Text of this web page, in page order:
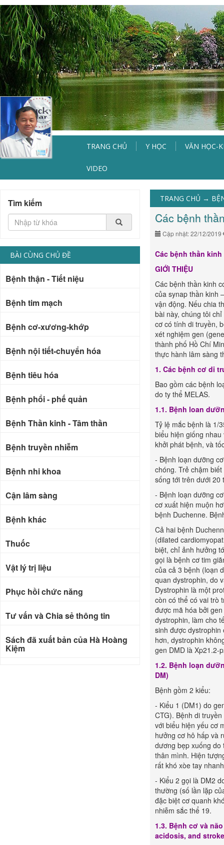
TRANG CHỦ Y HỌC VĂN HỌC-
VIDEO
TRANG CHỦ →
Các bệnh
Cập nhật: 22/12/2019
Các bệnh thần
GIỚI THIỆU
Các bệnh thần kinh
của synap thần kinh
vận động. Nếu chia
bài này, chúng tôi
cơ có tính di truyền,
xét nghiệm gen
thành phố Hồ Chí
thực hành lâm sàng
1. Các bệnh cơ di
Bao gồm các bệnh
do ty thể MELAS.
1.1. Bệnh loan
Tỷ lệ mắc bệnh là 1/
biểu hiện giống
khởi phát bệnh, và
- Bệnh loạn dưỡng
chóng. Trẻ chậm
sống tới trên dưới 20
- Bệnh loạn dưỡng
cơ xuất hiện muộn
bệnh Duchenne.
Cả hai bệnh
(dilated
biệt, chỉ ảnh hưởng
gọi là bệnh cơ tim
của cả 3 bệnh (loạn
quan dystrophin, do
Dystrophin là một
còn có thể có vai trò
được mã hóa bởi
dystrophin, làm cho
sinh được
hơn, dystrophin
gen DMD là Xp21.2-
1.2. Bệnh loạn
DM)
Bệnh gồm 2 kiểu:
- Kiểu 1 (DM1) do
CTG). Bệnh di
với biểu hiện yếu cơ
hưởng cơ hô hấp và
dương bẹp xuống do
thân mình. Hiện
rất khó xòe tay
- Kiểu 2 gọi là DM2
thường (số lần lặp
đặc biệt cơ quanh
nhiễm sắc thể 19.
1.3. Bệnh cơ và
acidosis, and
Tìm kiếm
BÀI CÙNG CHỦ ĐỀ
Bệnh thận - Tiết niệu
Bệnh tim mạch
Bệnh cơ-xương-khớp
Bệnh nội tiết-chuyển hóa
Bệnh tiêu hóa
Bệnh phổi - phế quản
Bệnh Thần kinh - Tâm thần
Bệnh truyền nhiễm
Bệnh nhi khoa
Cận lâm sàng
Bệnh khác
Thuốc
Vật lý trị liệu
Phục hồi chức năng
Tư vấn và Chia sẻ thông tin
Sách đã xuất bản của Hà Hoàng
Kiệm